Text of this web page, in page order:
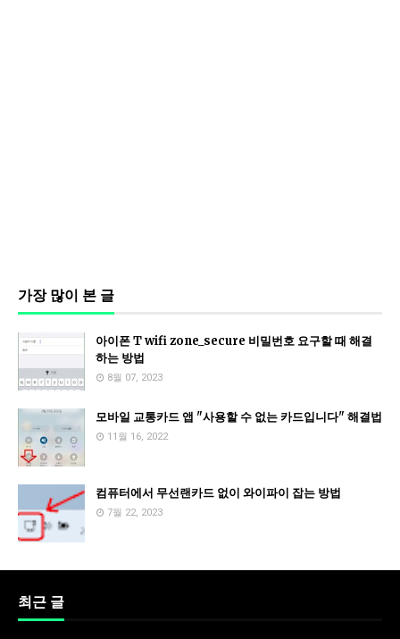
가장 많이 본 글
아이폰 T wifi zone_secure 비밀번호 요구할 때 해결
하는 방법
8월 07, 2023
모바일 교통카드 앱 "사용할 수 없는 카드입니다" 해결법
11월 16, 2022
컴퓨터에서 무선랜카드 없이 와이파이 잡는 방법
7월 22, 2023
최근 글